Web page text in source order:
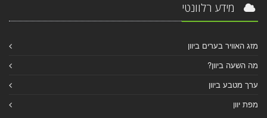
מידע רלוונטי
מזג האוויר בערים ביוון
מה השעה ביוון?
ערך מטבע ביוון
מפת יוון